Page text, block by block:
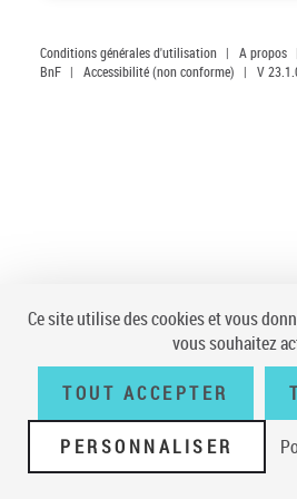
Conditions générales d'utilisation | A propos
BnF | Accessibilité (non conforme) | V
Ce site utilise des cookies et vous
vous souhaitez
TOUT ACCEPTER
PERSONNALISER